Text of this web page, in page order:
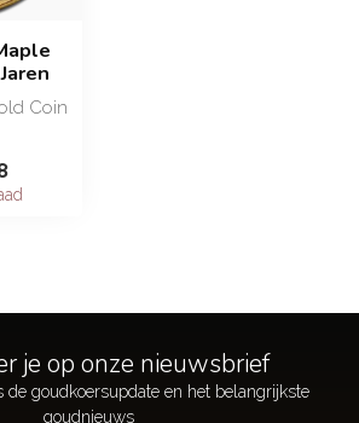
Coin
de
je op onze nieuwsbrief